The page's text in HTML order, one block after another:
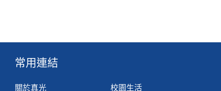
常用連結
關於真光 校園生活